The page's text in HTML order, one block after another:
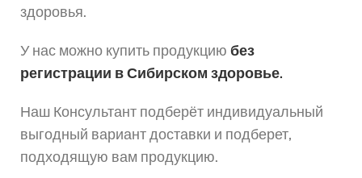
здоровья.
У нас можно купить продукцию без
регистрации в Сибирском здоровье.
Наш Консультант подберёт индивидуальный
выгодный вариант доставки и подберет,
подходящую вам продукцию.